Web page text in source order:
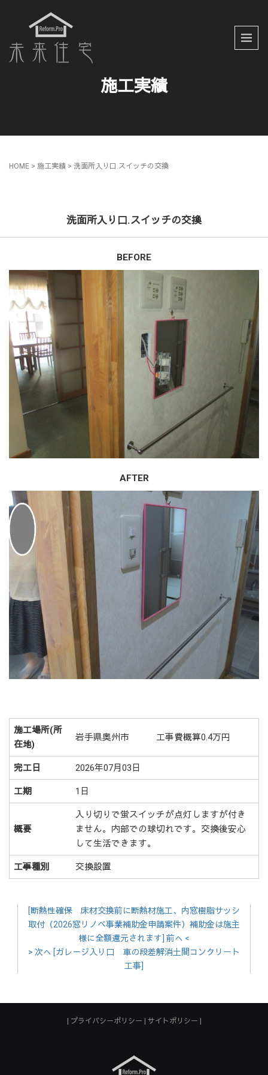
施工実績
HOME > 施工実績 > 洗面所入り口.スイッチの交換
洗面所入り口.スイッチの交換
BEFORE
AFTER
施工場所(所
在地)
岩手県奥州市 工事費概算0.4万円
完工日 2026年07月03日
工期 1日
概要
入り切りで蛍スイッチが点灯しますが付き
ません。内部での球切れです。交換後安心
して生活できます。
工事種別 交換設置
[断熱性確保 床材交換前に断熱材施工、内窓樹脂サッシ
取付（2026窓リノベ事業補助金申請案件）補助金は施主
様に全額還元されます] 前へ <
> 次へ [ガレ－ジ入り口 車の段差解消土間コンクリート
工事]
プライバシーポリシー サイトポリシー